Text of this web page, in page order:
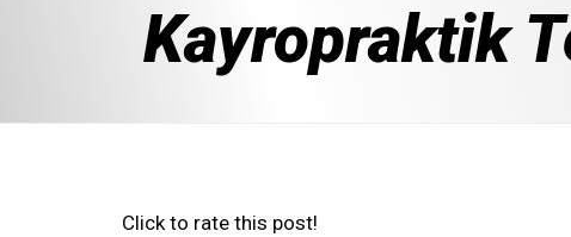
Kayropraktik
Click to rate this post!